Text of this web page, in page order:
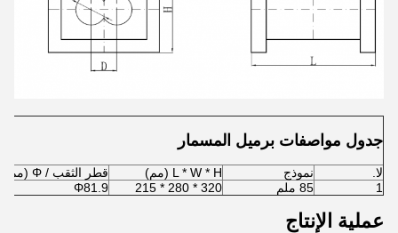
جدول مواصفات برميل المسمار
لا. نموذج L * W * H (مم)
قطر الثقب / Φ (مم)
1
85 ملم 320 * 280 * 215
Φ81.9
عملية الإنتاج